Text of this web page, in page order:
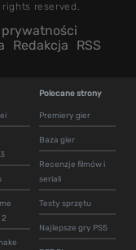
reserved.
Redakcja RSS
2
Polecane strony
Premiery gier
Baza gier
Recenzje filmów i
seriali
Testy sprzętu
Najlepsze gry PS5